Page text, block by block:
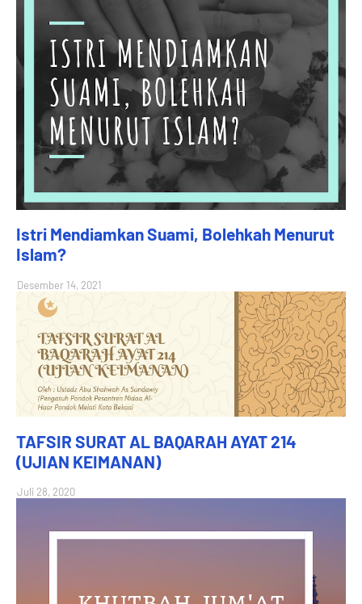
Istri Mendiamkan Suami, Bolehkah Menurut
Islam?
Desember 14, 2021
TAFSIR SURAT AL BAQARAH AYAT 214
(UJIAN KEIMANAN)
Juli 28, 2020